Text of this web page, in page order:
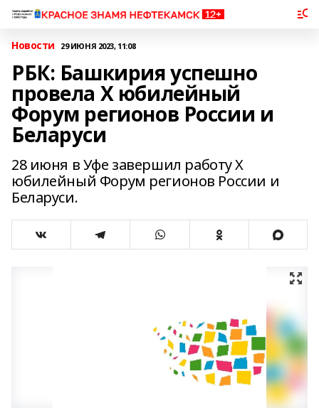
Новости 29 ИЮНЯ 2023, 11:08
РБК: Башкирия успешно
провела X юбилейный
Форум регионов России и
Беларуси
28 июня в Уфе завершил работу X
юбилейный Форум регионов России и
Беларуси.